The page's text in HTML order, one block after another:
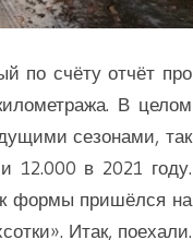
по счёту отчёт про
В целом
сезонами, так
12.000 в 2021 году.
формы пришёлся на
Итак, поехали.